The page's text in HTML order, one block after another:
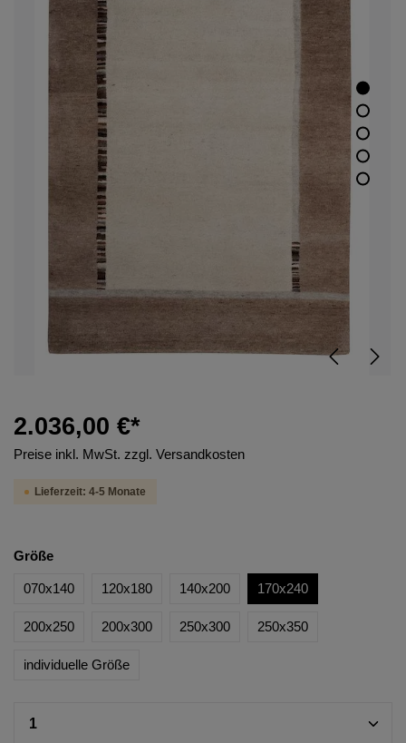
2.036,00 €*
Preise inkl. MwSt. zzgl. Versandkosten
Lieferzeit: 4-5 Monate
Größe
070x140 120x180 140x200 170x240
200x250 200x300 250x300 250x350
individuelle Größe